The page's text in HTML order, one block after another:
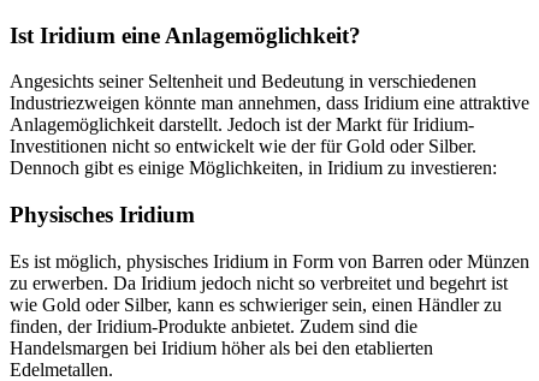
Ist Iridium eine Anlagemöglichkeit?
Angesichts seiner Seltenheit und Bedeutung in verschiedenen
Industriezweigen könnte man annehmen, dass Iridium eine attraktive
Anlagemöglichkeit darstellt. Jedoch ist der Markt für Iridium-
Investitionen nicht so entwickelt wie der für Gold oder Silber.
Dennoch gibt es einige Möglichkeiten, in Iridium zu investieren:
Physisches Iridium
Es ist möglich, physisches Iridium in Form von Barren oder Münzen
zu erwerben. Da Iridium jedoch nicht so verbreitet und begehrt ist
wie Gold oder Silber, kann es schwieriger sein, einen Händler zu
finden, der Iridium-Produkte anbietet. Zudem sind die
Handelsmargen bei Iridium höher als bei den etablierten
Edelmetallen.